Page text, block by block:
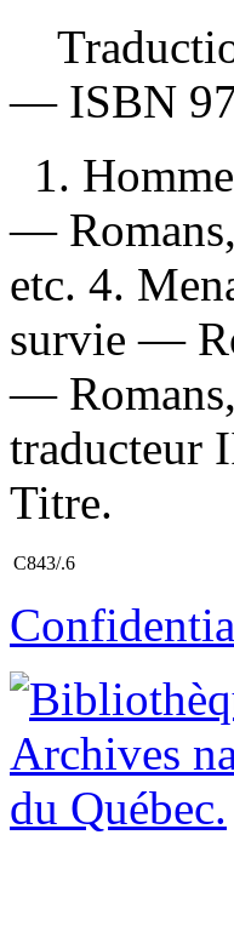
— ISBN
1.
—
etc. 4.
survie —
—
traducteur
Titre.
C843/.6